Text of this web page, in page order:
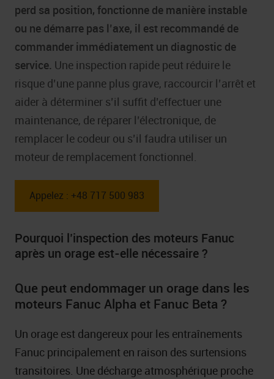
perd sa position, fonctionne de manière instable
ou ne démarre pas l’axe, il est recommandé de
commander immédiatement un diagnostic de
service. Une inspection rapide peut réduire le
risque d’une panne plus grave, raccourcir l’arrêt et
aider à déterminer s’il suffit d’effectuer une
maintenance, de réparer l’électronique, de
remplacer le codeur ou s’il faudra utiliser un
moteur de remplacement fonctionnel.
Appelez : +48 717 500 983
Pourquoi l’inspection des moteurs Fanuc
après un orage est-elle nécessaire ?
Que peut endommager un orage dans les
moteurs Fanuc Alpha et Fanuc Beta ?
Un orage est dangereux pour les entraînements
Fanuc principalement en raison des surtensions
transitoires. Une décharge atmosphérique proche